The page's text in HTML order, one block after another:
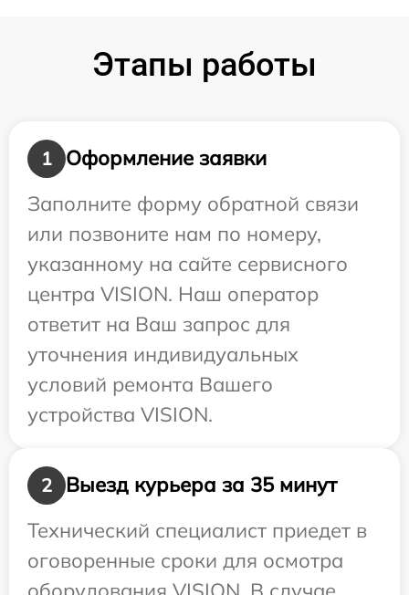
Этапы работы
1
Оформление заявки
Заполните форму обратной связи
или позвоните нам по номеру,
указанному на сайте сервисного
центра VISION. Наш оператор
ответит на Ваш запрос для
уточнения индивидуальных
условий ремонта Вашего
устройства VISION.
2
Выезд курьера за 35 минут
Технический специалист приедет в
оговоренные сроки для осмотра